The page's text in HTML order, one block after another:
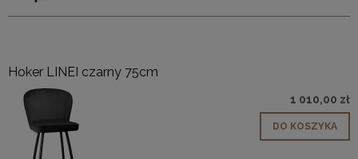
Hoker LINEI czarny 75cm
1 010,00 zł
DO KOSZYKA